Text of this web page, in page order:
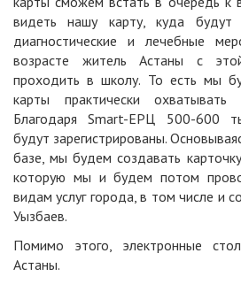
видеть нашу карту, куда будут
диагностические и лечебные
возрасте житель Астаны с
проходить в школу. То есть мы
карты практически
Благодаря Smart-ЕРЦ 500-600
будут зарегистрированы.
базе, мы будем создавать
которую мы и будем потом
видам услуг города, в том числе и
Уызбаев.
Помимо этого, электронные
Астаны.